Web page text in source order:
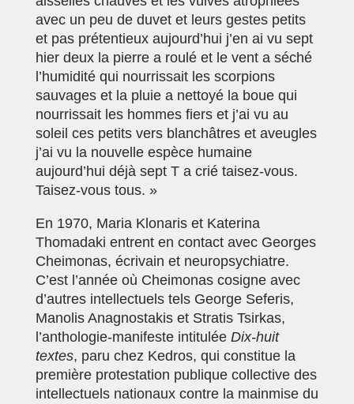
avec un peu de duvet et leurs gestes petits
et pas prétentieux aujourd’hui j’en ai vu sept
hier deux la pierre a roulé et le vent a séché
l’humidité qui nourrissait les scorpions
sauvages et la pluie a nettoyé la boue qui
nourrissait les hommes fiers et j’ai vu au
soleil ces petits vers blanchâtres et aveugles
j’ai vu la nouvelle espèce humaine
aujourd’hui déjà sept T a crié taisez-vous.
Taisez-vous tous. »
En 1970, Maria Klonaris et Katerina
Thomadaki entrent en contact avec Georges
Cheimonas, écrivain et neuropsychiatre.
C’est l’année où Cheimonas cosigne avec
d’autres intellectuels tels George Seferis,
Manolis Anagnostakis et Stratis Tsirkas,
l’anthologie-manifeste intitulée Dix-huit
textes, paru chez Kedros, qui constitue la
première protestation publique collective des
intellectuels nationaux contre la mainmise du